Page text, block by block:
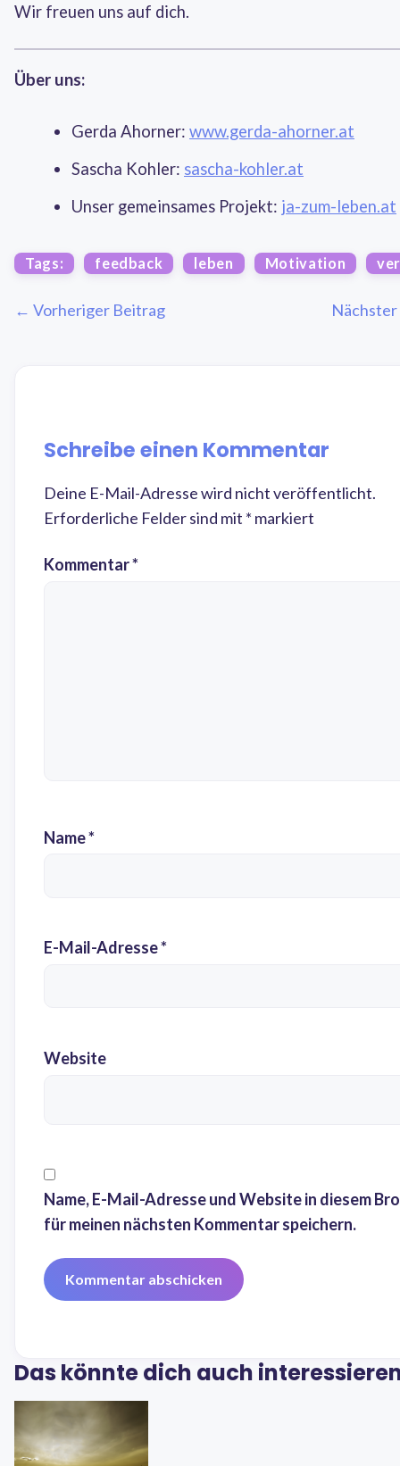
Wir freuen uns auf dich.
Über uns:
Gerda Ahorner: www.gerda-ahorner.at
Sascha Kohler: sascha-kohler.at
Unser gemeinsames Projekt: ja-zum-leben.at
Tags: feedback leben Motivation
← Vorheriger Beitrag
Schreibe einen Kommentar
Deine E-Mail-Adresse wird nicht veröffentlicht.
Erforderliche Felder sind mit * markiert
Kommentar*
Name*
E-Mail-Adresse*
Website
Name, E-Mail-Adresse und Website in diesem
für meinen nächsten Kommentar speichern.
Das könnte dich auch